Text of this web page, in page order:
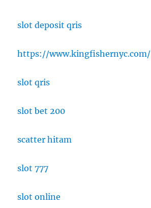
slot deposit qris
https://www.kingfishernyc.com/
slot qris
slot bet 200
scatter hitam
slot 777
slot online